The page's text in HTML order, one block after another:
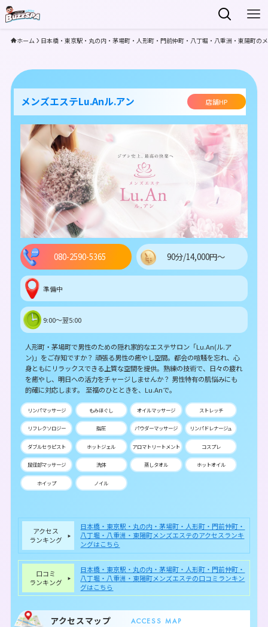
ホーム 日本橋・東京駅・丸の内・茅場町・人形町・門前仲町・八丁堀・八重洲・東陽町の
メンズエステLu.Anル.アン 店舗HP
080-2590-5365 90分/14,000円～
準備中
9:00～翌5:00
人形町・茅場町で男性のための隠れ家的なエステサロン「Lu.An(ル.ア
ン)」をご存知ですか？ 頑張る男性の癒やし空間。都会の喧騒を忘れ、心
身ともにリラックスできる上質な空間を提供。熟練の技術で、日々の疲れ
を癒やし、明日への活力をチャージしませんか？ 男性特有の肌悩みにも
的確に対応します。 至福のひとときを、Lu.Anで。
リンパマッサージ もみほぐし オイルマッサージ ストレッチ
リフレクソロジー 指圧 パウダーマッサージ リンパドレナージュ
ダブルセラピスト ホットジェル アロマトリートメント コスプレ
鼠径部マッサージ 洗体 蒸しタオル ホットオイル
ホイップ ノイル
アクセス
ランキング
日本橋・東京駅・丸の内・茅場町・人形町・門前仲町・
八丁堀・八重洲・東陽町メンズエステのアクセスランキ
ングはこちら
口コミ
ランキング
日本橋・東京駅・丸の内・茅場町・人形町・門前仲町・
八丁堀・八重洲・東陽町メンズエステの口コミランキン
グはこちら
アクセスマップ ACCESS MAP